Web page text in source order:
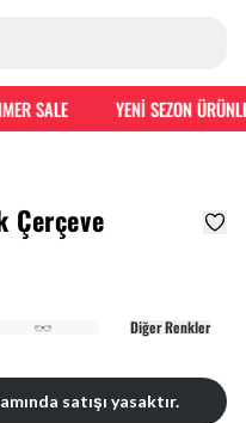
SALE YENİ SEZON
Çerçeve
Diğer Renkler
satışı yasaktır.